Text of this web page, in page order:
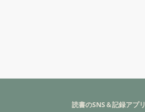
読書のSNS＆記録アプリ